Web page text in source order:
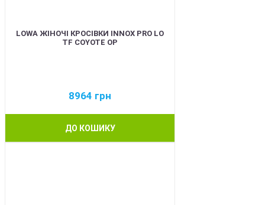
LOWA ЖІНОЧІ КРОСІВКИ INNOX PRO LO
TF COYOTE OP
8964 грн
ДО КОШИКУ